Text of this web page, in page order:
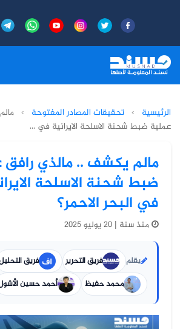
الرئيسية › تحقيقات المصادر المفتوحة ›
عملية ضبط شحنة الاسلحة الايرانية في ...
مالم يكشف .. مالذي رافق
ضبط شحنة الاسلحة
في البحر الاحمر؟
منذ سنة | 20 يوليو 2025
بقلم فريق التحرير
فريق
محمد حفيظ
أحمد حسين